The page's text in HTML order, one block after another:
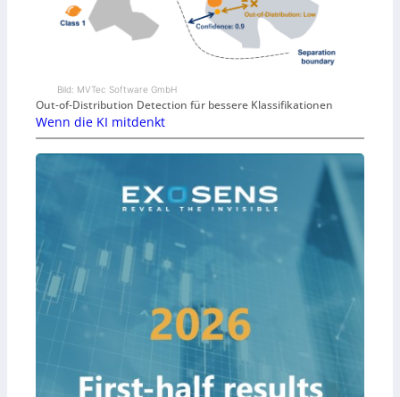
Bild: MVTec Software GmbH
Out-of-Distribution Detection für bessere Klassifikationen
Wenn die KI mitdenkt